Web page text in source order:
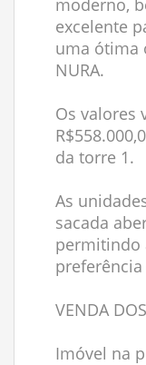
moderno,
excelente
uma ótima
NURA.
Os valores
da torre 1.
As
sacada
permitindo
VENDA
Imóvel na